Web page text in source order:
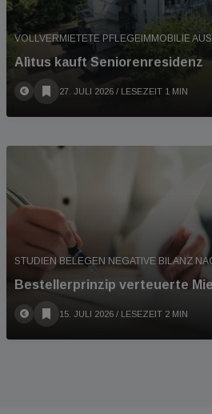
VOLLVERMIETETE PFLEGEIMMOBILIE
Alìtus kauft Seniorenresidenz
27. JULI 2026 / LESEZEIT 1 MIN
STUDIEN BELEGEN NEGATIVE BILANZ
Bestellerprinzip verteuerte
15. JULI 2026 / LESEZEIT 2 MIN